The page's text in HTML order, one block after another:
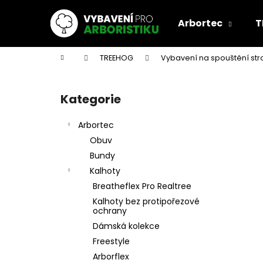
Arbortec
Domů TREEHOG Vybavení na spouštění
Přeskočit
kategorie
Kategorie
Arbortec
Obuv
Bundy
Kalhoty
Breatheflex Pro Realtree
Kalhoty bez protipořezové
ochrany
Dámská kolekce
Freestyle
Arborflex
í
Zpět
do
Zpět
do